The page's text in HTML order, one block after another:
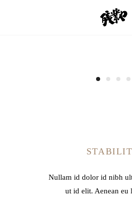
Nullam id dolor id nibh
ut id elit. Aenean eu